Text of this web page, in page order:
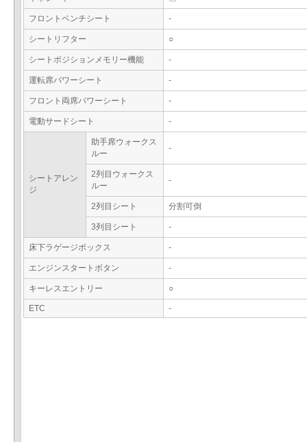
フロントベンチシート -
シートリフター ○
シートポジションメモリー機能 -
運転席パワーシート -
フロント両席パワーシート -
電動サードシート -
シートアレン
ジ
助手席ウォークス
ルー
-
2列目ウォークス
ルー
-
2列目シート 分割可倒
3列目シート -
床下ラゲージボックス -
エンジンスタートボタン -
キーレスエントリー ○
ETC -